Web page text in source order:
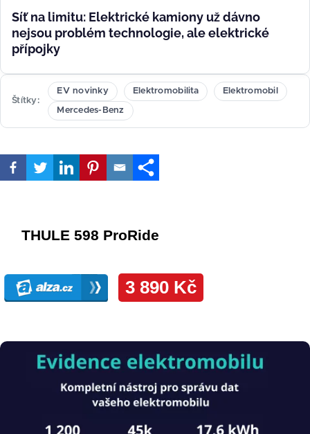
Síť na limitu: Elektrické kamiony už dávno
nejsou problém technologie, ale elektrické
přípojky
Štítky
EV novinky Elektromobilita Elektromobil
Mercedes-Benz
Obrázek